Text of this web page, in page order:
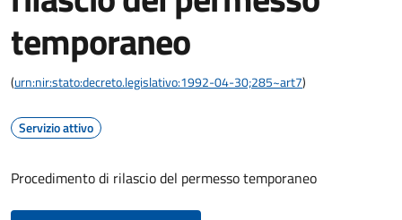
temporaneo
(urn:nir:stato:decreto.legislativo:1992-04-30;285~art7)
Servizio attivo
Procedimento di rilascio del permesso temporaneo